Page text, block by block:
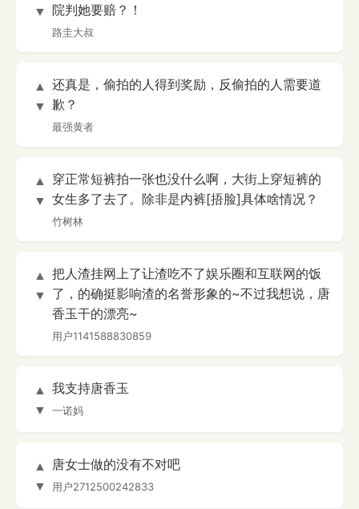
▼
院判她要赔？！
路圭大叔
▲
▼
还真是，偷拍的人得到奖励，反偷拍的人需要道
歉？
最强黄者
▲
▼
穿正常短裤拍一张也没什么啊，大街上穿短裤的
女生多了去了。除非是内裤[捂脸]具体啥情况？
竹树林
▲
▼
把人渣挂网上了让渣吃不了娱乐圈和互联网的饭
了，的确挺影响渣的名誉形象的~不过我想说，唐
香玉干的漂亮~
用户1141588830859
▲
▼
我支持唐香玉
一诺妈
▲
▼
唐女士做的没有不对吧
用户2712500242833